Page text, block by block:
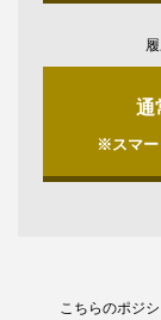
通
※スマー
こちらのポジ